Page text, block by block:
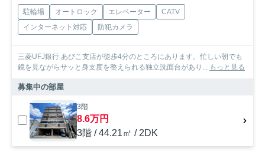
駐輪場 オートロック エレベーター
CATV
インターネット対応
防犯カメラ
三菱UFJ銀行 あびこ支店が徒歩4分のところにあります。忙しい朝でも
鏡を見ながらサッと身支度を整えられる独立洗面台があり... もっと見る
募集中の部屋
3階
8.6万円
3階 / 44.21㎡ / 2DK